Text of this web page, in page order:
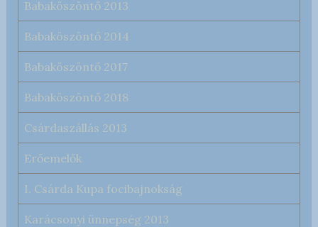
Babaköszöntő 2013
Babaköszöntő 2014
Babaköszöntő 2017
Babaköszöntő 2018
Csárdaszállás 2013
Erőemelők
I. Csárda Kupa focibajnokság
Karácsonyi ünnepség 2013